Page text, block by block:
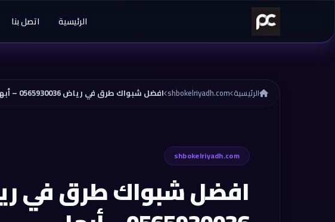
الرئيسية اتصل بنا
الرئيسية shbokelriyadh.com افضل شبواك طرق في رياض 0565930036 – أبها
shbokelriyadh.com
افضل شبواك طرق في